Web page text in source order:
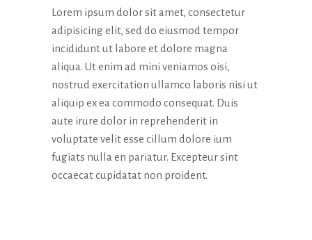
Lorem ipsum dolor sit amet, consectetur
adipisicing elit, sed do eiusmod tempor
incididunt ut labore et dolore magna
aliqua. Ut enim ad mini veniamos oisi,
nostrud exercitation ullamco laboris nisi ut
aliquip ex ea commodo consequat. Duis
aute irure dolor in reprehenderit in
voluptate velit esse cillum dolore ium
fugiats nulla en pariatur. Excepteur sint
occaecat cupidatat non proident.